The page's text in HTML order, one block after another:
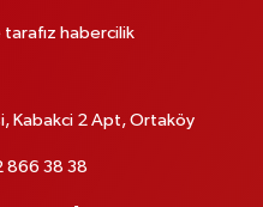
habercilik
Kabakci 2 Apt, Ortaköy
866 38 38